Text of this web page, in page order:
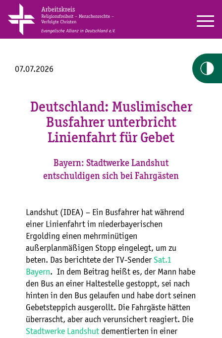
07.07.2026
Deutschland: Muslimischer
Busfahrer unterbricht
Linienfahrt für Gebet
Bayern: Stadtwerke Landshut
entschuldigen sich bei Fahrgästen
Landshut (IDEA) – Ein Busfahrer hat während
einer Linienfahrt im niederbayerischen
Ergolding einen mehrminütigen
außerplanmäßigen Stopp eingelegt, um zu
beten. Das berichtete der TV-Sender Sat.1
Bayern. In dem Beitrag heißt es, der Mann habe
den Bus an einer Haltestelle gestoppt, sei nach
hinten in den Bus gelaufen und habe dort seinen
Gebetsteppich ausgerollt. Die Fahrgäste hätten
überrascht, aber auch verunsichert reagiert. Die
Stadtwerke Landshut dementierten in einer